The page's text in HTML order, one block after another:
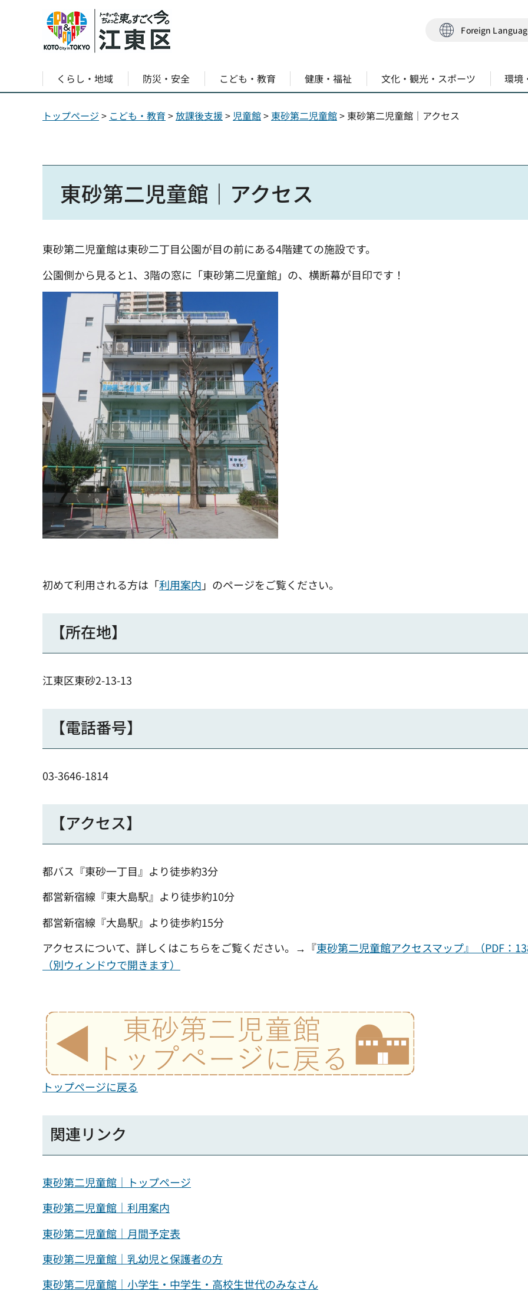
Foreign
くらし・地域 防災・安全 こども・教育 健康・福祉 文化・観光・スポーツ 環境
トップページ > こども・教育 >放課後支援> 児童館> 東砂第二児童館> 東砂第二児童館｜アクセス
東砂第二児童館｜アクセス
東砂第二児童館は東砂二丁目公園が目の前にある4階建ての施設です。
公園側から見ると1、3階の窓に「東砂第二児童館」の、横断幕が目印です！
初めて利用される方は「利用案内 」のページをご覧ください。
【所在地】
江東区東砂2-13-13
【電話番号】
03-3646-1814
【アクセス】
都バス『東砂一丁目』より徒歩約3分
都営新宿線『東大島駅』より徒歩約10分
都営新宿線『大島駅』より徒歩約15分
アクセスについて、詳しくはこちらをご覧ください。→『東砂第二児童館アクセスマップ』（PDF：
（別ウィンドウで開きます）
トップページに戻る
関連リンク
東砂第二児童館｜トップページ
東砂第二児童館｜利用案内
東砂第二児童館｜月間予定表
東砂第二児童館｜乳幼児と保護者の方
東砂第二児童館｜小学生・中学生・高校生世代のみなさん